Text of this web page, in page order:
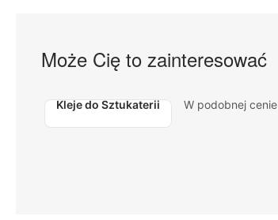
Może Cię to zainteresować
Kleje do Sztukaterii W podobnej cenie